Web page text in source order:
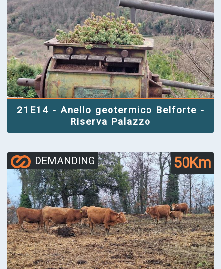
21E14 - Anello geotermico Belforte -
Riserva Palazzo
DEMANDING 50Km